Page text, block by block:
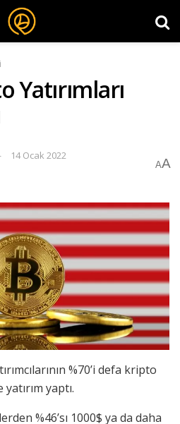
Yatırımları
14 Ocak 2022
AA
%70’i defa kripto
yaptı.
%46’sı 1000$ ya da daha